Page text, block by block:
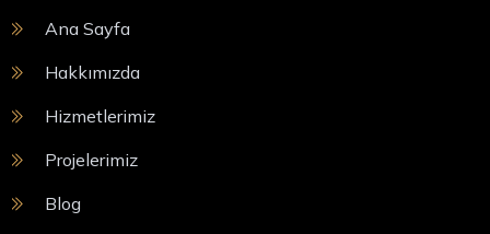
Ana Sayfa
Hakkımızda
Hizmetlerimiz
Projelerimiz
Blog